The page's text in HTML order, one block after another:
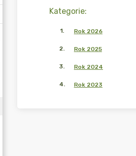
Kategorie:
1. Rok 2026
2. Rok 2025
3. Rok 2024
4. Rok 2023